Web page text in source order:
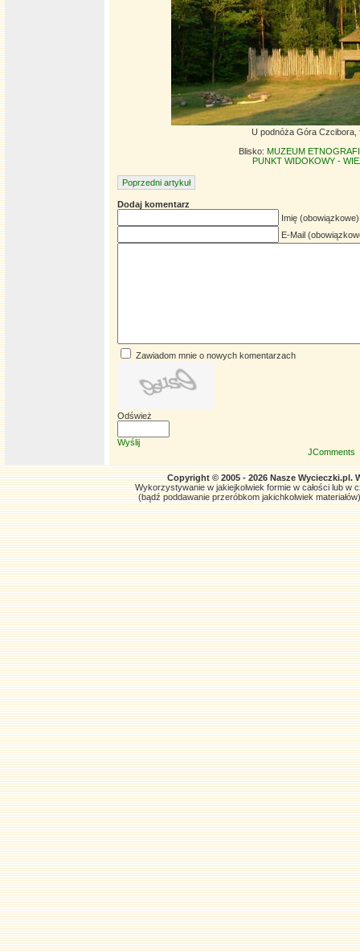
U podnóża Góra Czcibora,
Blisko: MUZEUM
PUNKT WIDOKOWY -
Poprzedni artykuł
Dodaj komentarz
Imię (obowiązkowe)
E-Mail
Zawiadom mnie o nowych komentarzach
Odśwież
Wyślij
JComments
Copyright © 2005 - 2026 Nasze Wycieczki.pl.
Wykorzystywanie w jakiejkolwiek formie w całości lub w
(bądź poddawanie przeróbkom jakichkolwiek